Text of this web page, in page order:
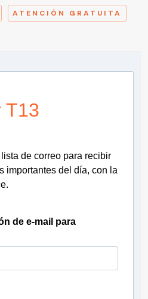
ATENCIÓN GRATUITA
T13
de correo para recibir
importantes del día, con la
de e-mail para